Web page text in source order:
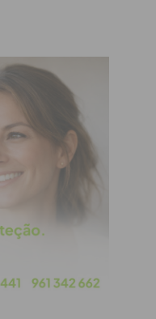
“O 1.º
Vamos agora
o clube,
do título de
a modalidade
tem vindo a
no setor
Honra — que serve
competitivo do